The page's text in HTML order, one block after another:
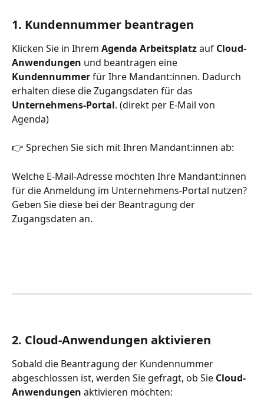
1. Kundennummer beantragen
Klicken Sie in Ihrem Agenda Arbeitsplatz auf Cloud-
Anwendungen und beantragen eine
Kundennummer für Ihre Mandant:innen. Dadurch
erhalten diese die Zugangsdaten für das
Unternehmens-Portal. (direkt per E-Mail von
Agenda)
👉 Sprechen Sie sich mit Ihren Mandant:innen ab:
Welche E-Mail-Adresse möchten Ihre Mandant:innen
für die Anmeldung im Unternehmens-Portal nutzen?
Geben Sie diese bei der Beantragung der
Zugangsdaten an.
2. Cloud-Anwendungen aktivieren
Sobald die Beantragung der Kundennummer
abgeschlossen ist, werden Sie gefragt, ob Sie Cloud-
Anwendungen aktivieren möchten: